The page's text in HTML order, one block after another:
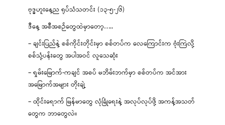
ဗုဒ္ဓဟူးနေ့ည ရုပ်သံသတင်း (၁၃-၅-၂၆)
ဒီနေ့ အစီအစဉ်တွေထဲမှာတော့…..
– ချင်းပြည်နဲ့ စစ်ကိုင်းတိုင်းမှာ စစ်တပ်က လေကြောင်းက ဗုံးကြဲလို့
စစ်သုံ့ပန်းတွေ အပါအဝင် လူသေဆုံး
– ရှမ်းမြောက်-ကချင် အစပ် မဘိမ်းဘက်မှာ စစ်တပ်က အင်အား
အမြောက်အများ တိုးချဲ့
– ထိုင်းရောက် မြန်မာတွေ လုံခြုံရေးနဲ့ အလုပ်လုပ်ဖို့ အကန့်အသတ်
တွေက ဘာတွေလဲ။